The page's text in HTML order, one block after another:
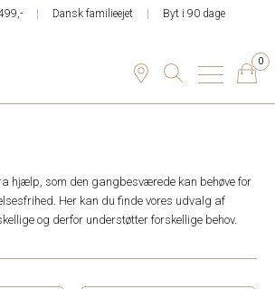
Dansk familieejet Byt i 90 dage
0
hjælp, som den gangbesværede kan behøve for
Her kan du finde vores udvalg af
og derfor understøtter forskellige behov.